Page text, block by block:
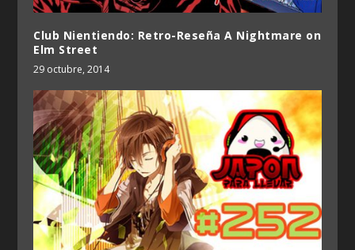
Club Nientiendo: Retro-Reseña A Nightmare on
Elm Street
29 octubre, 2014